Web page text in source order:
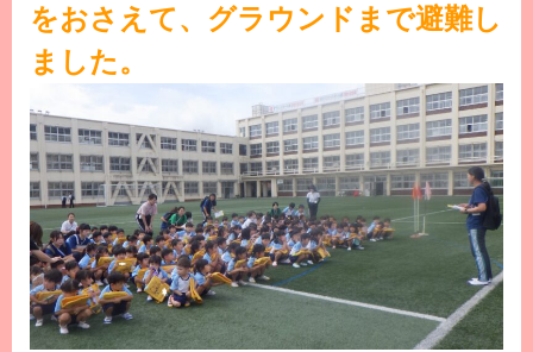
をおさえて、グラウンドまで避難し
ました。